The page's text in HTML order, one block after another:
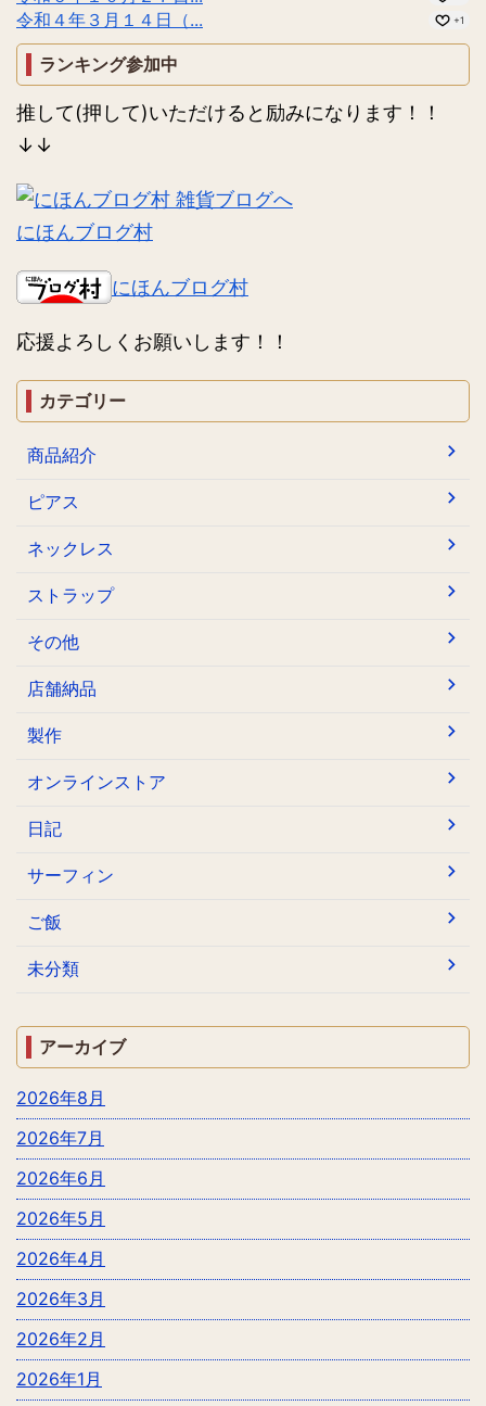
令和４年３月１４日（... +1
ランキング参加中
推して(押して)いただけると励みになります！！
↓↓
にほんブログ村
にほんブログ村
応援よろしくお願いします！！
カテゴリー
商品紹介
ピアス
ネックレス
ストラップ
その他
店舗納品
製作
オンラインストア
日記
サーフィン
ご飯
未分類
アーカイブ
2026年8月
2026年7月
2026年6月
2026年5月
2026年4月
2026年3月
2026年2月
2026年1月